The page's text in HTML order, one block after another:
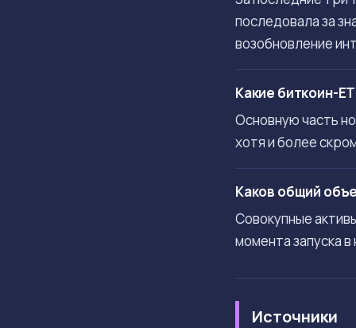
последовала за
возобновление
Какие биткоин-
Основную часть
хотя и более
Каков общий
Совокупные
момента запуска
Источники